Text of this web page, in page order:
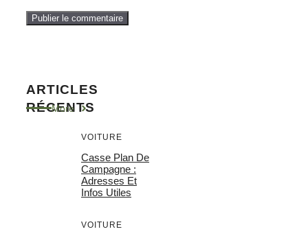
ARTICLES
RÉCENTS
More
VOITURE
Casse Plan De
Campagne :
Adresses Et
Infos Utiles
VOITURE